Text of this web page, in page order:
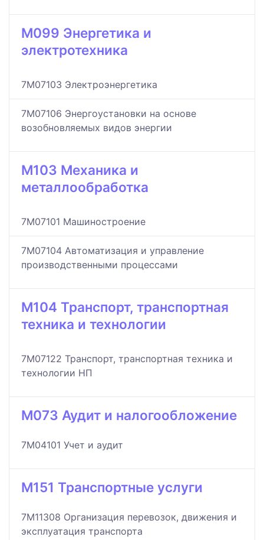
M099 Энергетика и
электротехника
7M07103 Электроэнергетика
7M07106 Энергоустановки на основе
возобновляемых видов энергии
M103 Механика и
металлообработка
7M07101 Машиностроение
7M07104 Автоматизация и управление
производственными процессами
M104 Транспорт, транспортная
техника и технологии
7M07122 Транспорт, транспортная техника и
технологии НП
M073 Аудит и налогообложение
7M04101 Учет и аудит
M151 Транспортные услуги
7M11308 Организация перевозок, движения и
эксплуатация транспорта